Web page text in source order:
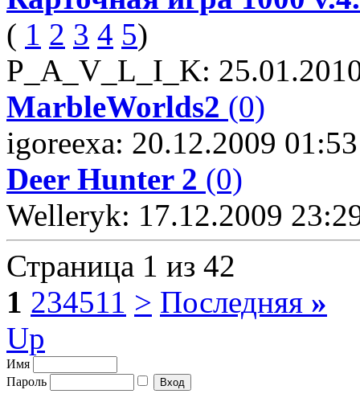
( 1 2 3 4 5)
P_A_V_L_I_K:
MarbleWorlds2 (0)
igoreexa: 20.12.2009 01:53
Deer Hunter 2 (0)
Welleryk: 17.12.2009
Страница 1 из 42
1 234511 > Последняя »
Up
Имя
Пароль